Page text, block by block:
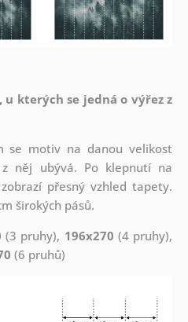
kterých se jedná o výřez z
se motiv na danou velikost
z něj ubývá. Po klepnutí na
přesný vzhled tapety.
širokých pásů.
(3 pruhy), 196x270 (4 pruhy),
(6 pruhů)